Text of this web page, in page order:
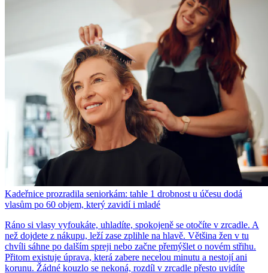
Kadeřnice prozradila seniorkám: tahle 1 drobnost u účesu dodá
vlasům po 60 objem, který zavidí i mladé
Ráno si vlasy vyfoukáte, uhladíte, spokojeně se otočíte v zrcadle. A
než dojdete z nákupu, leží zase zplihle na hlavě. Většina žen v tu
chvíli sáhne po dalším spreji nebo začne přemýšlet o novém střihu.
Přitom existuje úprava, která zabere necelou minutu a nestojí ani
korunu. Žádné kouzlo se nekoná, rozdíl v zrcadle přesto uvidíte